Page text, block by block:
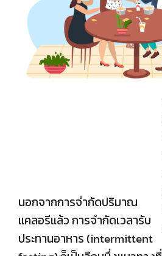
นอกจากการจำกัดปริมาณ
แคลอรีแล้ว การจํากัดเวลารับ
ประทานอาหาร (intermittent